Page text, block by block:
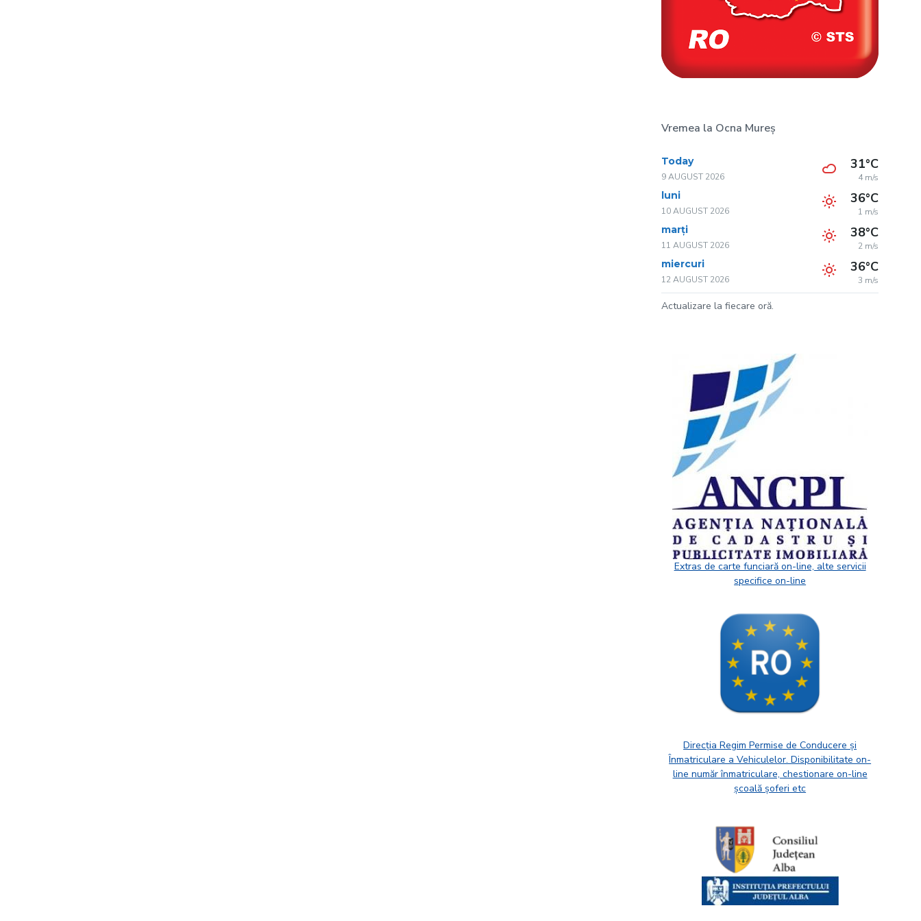
Vremea la Ocna Mureș
Today
9 AUGUST 2026
31°C
4 m/s
luni
10 AUGUST 2026
36°C
1 m/s
marți
11 AUGUST 2026
38°C
2 m/s
miercuri
12 AUGUST 2026
36°C
3 m/s
Actualizare la fiecare oră.
Extras de carte funciară on-line, alte servicii
specifice on-line
Direcția Regim Permise de Conducere și
Înmatriculare a Vehiculelor. Disponibilitate on-
line număr înmatriculare, chestionare on-line
școală șoferi etc